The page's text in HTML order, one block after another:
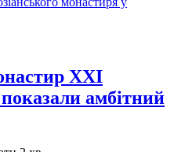
XXI
амбітний